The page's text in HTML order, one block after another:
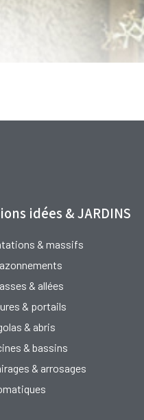
idées & JARDINS
& massifs
& allées
& portails
& abris
& bassins
& arrosages